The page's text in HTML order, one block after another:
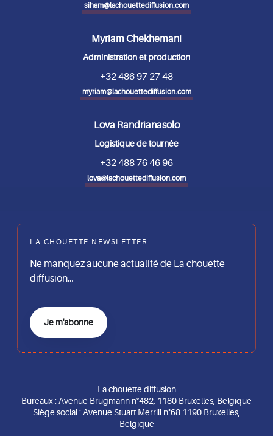
siham@lachouettediffusion.com
Myriam Chekhemani
Administration et production
+32 486 97 27 48
myriam@lachouettediffusion.com
Lova Randrianasolo
Logistique de tournée
+32 488 76 46 96
lova@lachouettediffusion.com
LA CHOUETTE NEWSLETTER
Ne manquez aucune actualité de La chouette
diffusion…
Je m'abonne
La chouette diffusion
Bureaux : Avenue Brugmann n°482, 1180 Bruxelles, Belgique
Siège social : Avenue Stuart Merrill n°68 1190 Bruxelles,
Belgique